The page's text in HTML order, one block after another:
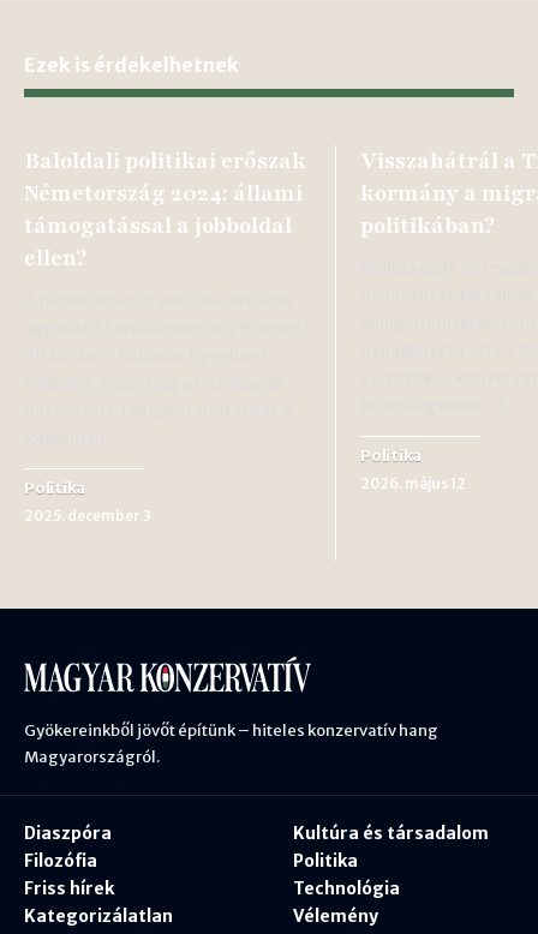
Ezek is érdekelhetnek
Baloldali politikai erőszak
Németország 2024: állami
támogatással a jobboldal
ellen?
Politika
2025. december 3
Visszahátrál a
kormány a
politikában?
Politika
2026. május 12
Gyökereinkből jövőt építünk – hiteles konzervatív hang
Magyarországról.
Diaszpóra
Filozófia
Friss hírek
Kategorizálatlan
Kultúra és társadalom
Politika
Technológia
Vélemény